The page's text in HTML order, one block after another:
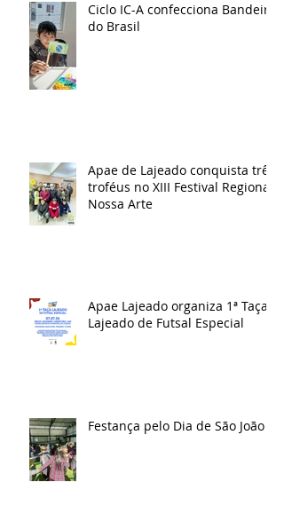
Ciclo IC-A confecciona Bandeira
do Brasil
Apae de Lajeado conquista três
troféus no XIII Festival Regional
Nossa Arte
Apae Lajeado organiza 1ª Taça
Lajeado de Futsal Especial
Festança pelo Dia de São João